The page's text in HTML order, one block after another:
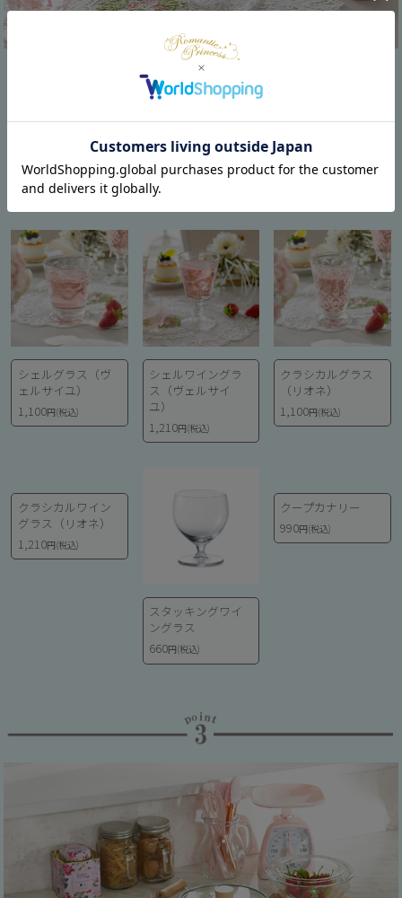
透き通るガラスと優雅な曲線を描いたデザインが美しい、上品
なゴブレットやグラス。1475年に設立されたフランス最古のグ
インのヴェルサイユシリーズは、夏を感じる今ぴったりなデザ
シェルグラス（ヴ
ェルサイユ）
1,100円(税込)
シェルワイングラ
ス（ヴェルサイ
ユ）
1,210円(税込)
クラシカルグラス
（リオネ）
1,100円(税込)
クラシカルワイン
グラス（リオネ）
1,210円(税込)
スタッキングワイ
ングラス
660円(税込)
クープカナリー
990円(税込)